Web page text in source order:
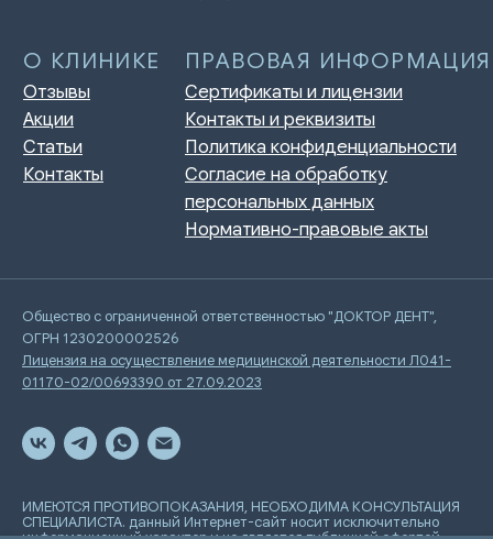
Общество с ограниченной ответственностью "ДОКТОР ДЕНТ",
ОГРН 1230200002526
Лицензия на осуществление медицинской деятельности Л041-
01170-02/00693390 от 27.09.2023
ИМЕЮТСЯ ПРОТИВОПОКАЗАНИЯ, НЕОБХОДИМА КОНСУЛЬТАЦИЯ
СПЕЦИАЛИСТА. данный Интернет-сайт носит исключительно